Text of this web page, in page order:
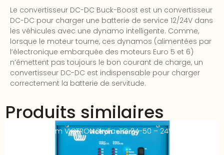
Le convertisseur DC-DC Buck-Boost est un convertisseur
DC-DC pour charger une batterie de service 12/24V dans
les véhicules avec une dynamo intelligente. Comme,
lorsque le moteur tourne, ces dynamos (alimentées par
l’électronique embarquée des moteurs Euro 5 et 6)
n’émettent pas toujours le bon courant de charge, un
convertisseur DC-DC est indispensable pour charger
correctement la batterie de servitude.
Produits similaires
Chargeur-Alim VICTRON Skylla-TG 24-50 – 24V 50A